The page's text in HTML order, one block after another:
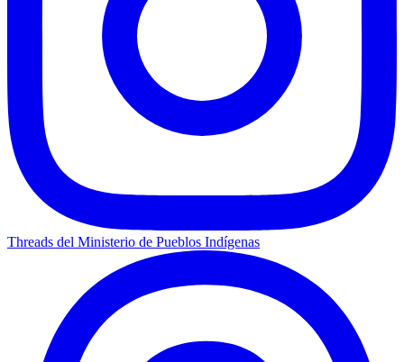
Threads del Ministerio de Pueblos Indígenas